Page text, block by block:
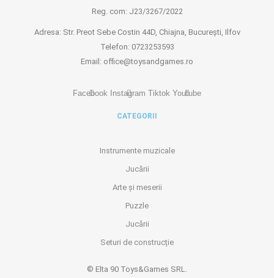
Reg. com: J23/3267/2022
Adresa: Str. Preot Sebe Costin 44D, Chiajna, București, Ilfov
Telefon: 0723253593
Email: office@toysandgames.ro
Facebook Instagram Tiktok Youtube
CATEGORII
Instrumente muzicale
Jucării
Arte și meserii
Puzzle
Jucării
Seturi de construcție
© Elta 90 Toys&Games SRL.